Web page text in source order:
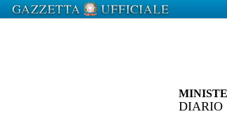
DIARIO